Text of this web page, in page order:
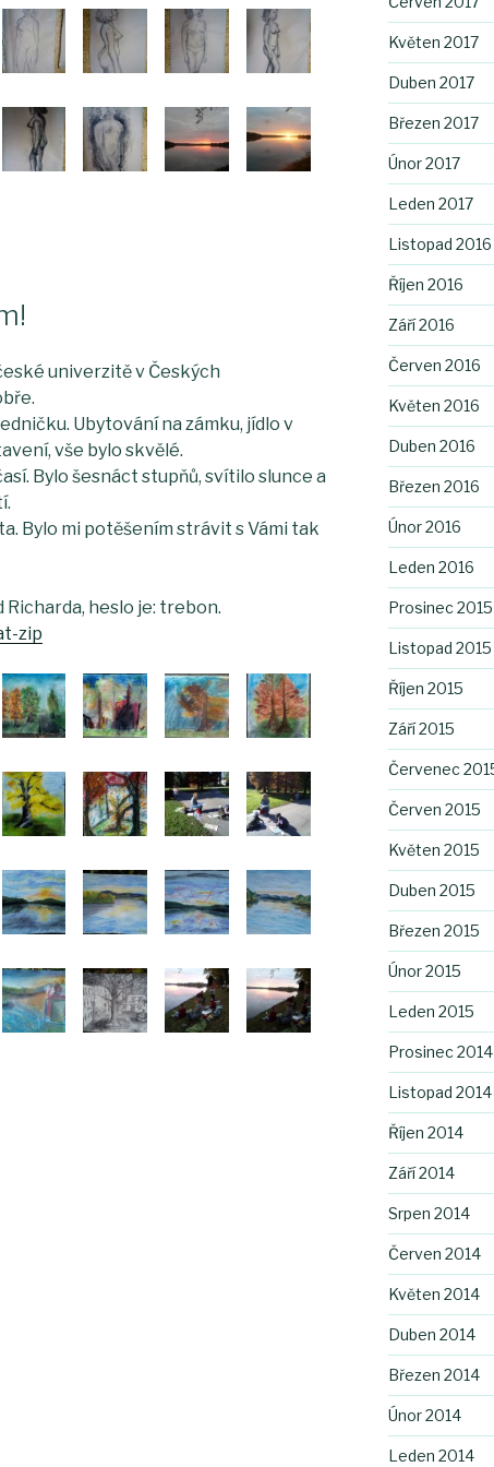
univerzitě v Českých
Ubytování na zámku, jídlo v
vše bylo skvělé.
Bylo šesnáct stupňů, svítilo slunce a
Bylo mi potěšením strávit s Vámi tak
heslo je: trebon.
-zip
Květen 2017
Duben 2017
Březen 2017
Únor 2017
Leden 2017
Listopad 2016
Říjen 2016
Září 2016
Červen 2016
Květen 2016
Duben 2016
Březen 2016
Únor 2016
Leden 2016
Prosinec 2015
Listopad 2015
Říjen 2015
Září 2015
Červenec
Červen 2015
Květen 2015
Duben 2015
Březen 2015
Únor 2015
Leden 2015
Prosinec 2014
Listopad 2014
Říjen 2014
Září 2014
Srpen 2014
Červen 2014
Květen 2014
Duben 2014
Březen 2014
Únor 2014
Leden 2014